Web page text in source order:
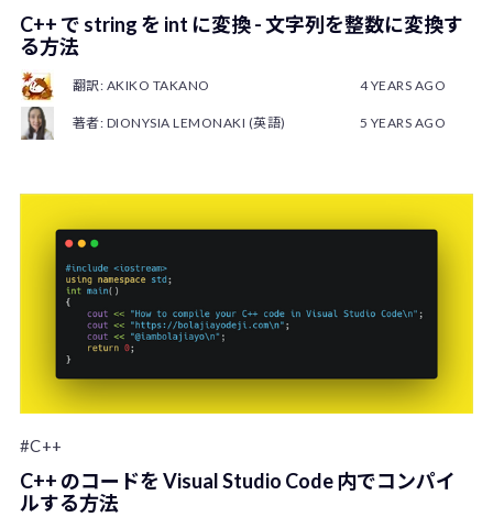
C++ で string を int に変換 - 文字列を整数に変換す
る方法
翻訳: AKIKO TAKANO 4 YEARS AGO
著者: DIONYSIA LEMONAKI (英語) 5 YEARS AGO
#C++
C++ のコードを Visual Studio Code 内でコンパイ
ルする方法